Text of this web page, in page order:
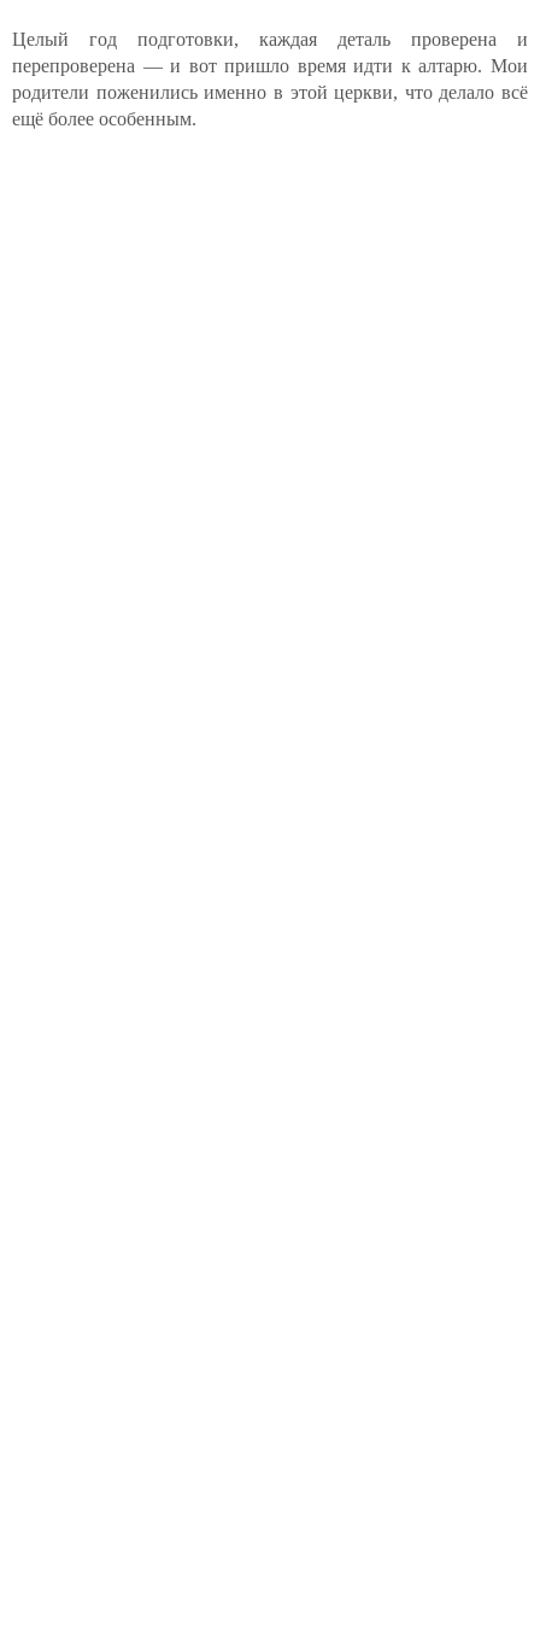
Целый год подготовки, каждая деталь проверена и
перепроверена — и вот пришло время идти к алтарю. Мои
родители поженились именно в этой церкви, что делало всё
ещё более особенным.